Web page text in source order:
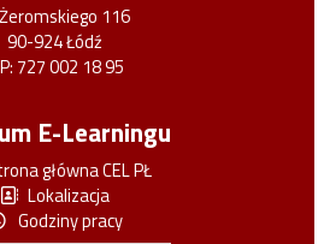
116
90-924 Łódź
727 002 18 95
E-Learningu
główna CEL PŁ
Lokalizacja
Godziny pracy